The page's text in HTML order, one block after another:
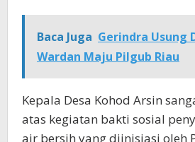
Baca Juga Gerindra Usung
Wardan Maju Pilgub Riau
Kepala Desa Kohod Arsin
atas kegiatan bakti sosial
air bersih yang diinisiasi oleh